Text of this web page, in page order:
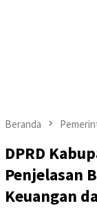
Beranda
DPRD
Penjelasan
Keuangan